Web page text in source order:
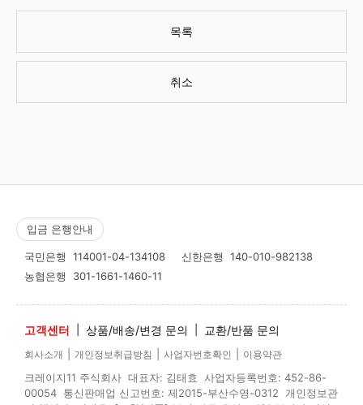
목록
취소
입금 은행안내
국민은행 114001-04-134108 신한은행 140-010-982138
농협은행 301-1661-1460-11
고객센터 상품/배송/변경 문의 교환/반품 문의
회사소개 개인정보취급방침 사업자번호확인 이용약관
크레이지11 주식회사 대표자: 김태효 사업자등록번호: 452-86-
00054 통신판매업 신고번호: 제2015-부산수영-0312 개인정보관